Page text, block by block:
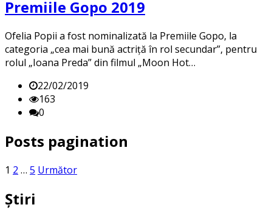
Premiile Gopo 2019
Ofelia Popii a fost nominalizată la Premiile Gopo, la
categoria „cea mai bună actriță în rol secundar”, pentru
rolul „Ioana Preda” din filmul „Moon Hot…
22/02/2019
163
0
Posts pagination
1 2 … 5 Următor
Știri